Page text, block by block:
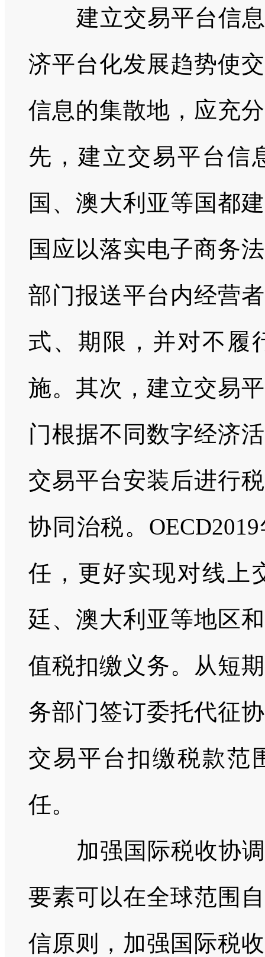
建立交易平台信息
济平台化发展趋势使
信息的集散地，应充
先，建立交易平台信
国、澳大利亚等国都
国应以落实电子商务
部门报送平台内经营
式、期限，并对不履
施。其次，建立交易
门根据不同数字经济
交易平台安装后进行
协同治税。
任，更好实现对线上
廷、澳大利亚等地区
值税扣缴义务。从短
务部门签订委托代征
交易平台扣缴税款范
任。
加强国际税收协调
要素可以在全球范围
信原则，加强国际税